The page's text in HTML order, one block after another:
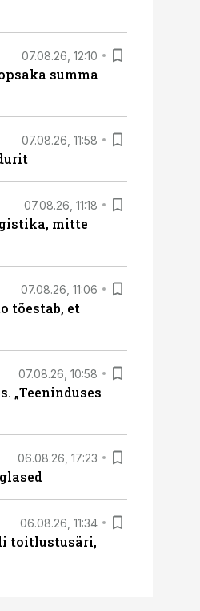
07.08.26, 12:10
summa
07.08.26, 11:58
07.08.26, 11:18
mitte
07.08.26, 11:06
tõestab, et
07.08.26, 10:58
„Teeninduses
06.08.26, 17:23
06.08.26, 11:34
toitlustusäri,